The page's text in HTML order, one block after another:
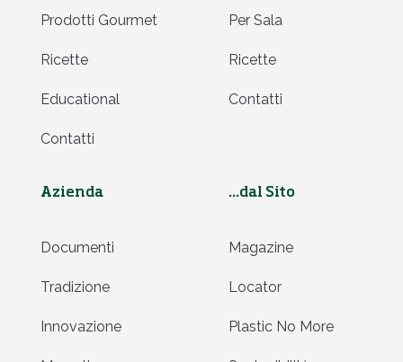
Prodotti Gourmet
Ricette
Educational
Contatti
Per Sala
Ricette
Contatti
Azienda
Documenti
Tradizione
Innovazione
...dal Sito
Magazine
Locator
Plastic No More